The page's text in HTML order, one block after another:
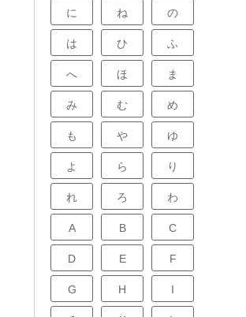
に ね の
は ひ ふ
へ ほ ま
み む め
も や ゆ
よ ら り
れ ろ わ
A B C
D E F
G H I